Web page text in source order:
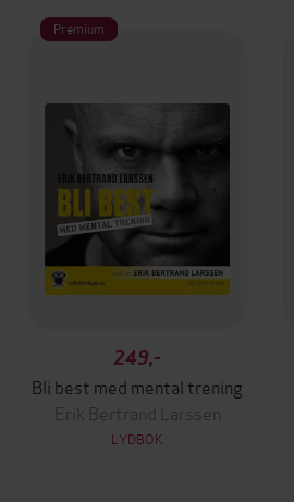
Premium
249,-
Bli best med mental trening
Erik Bertrand Larssen
LYDBOK